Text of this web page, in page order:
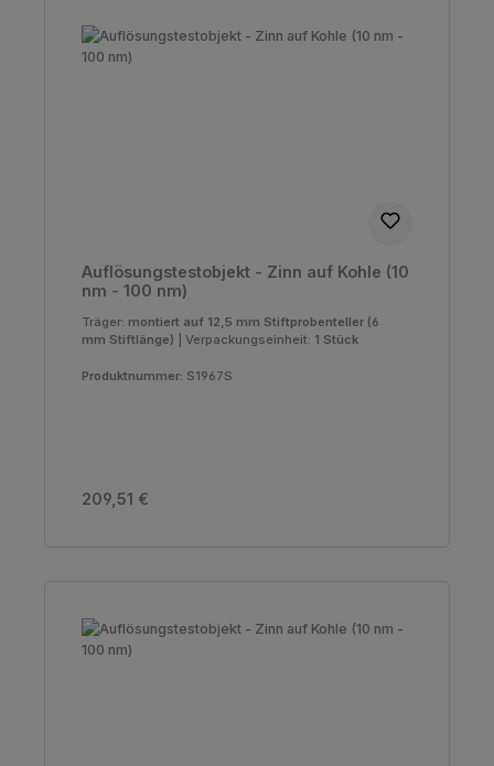
Auflösungstestobjekt - Zinn auf Kohle (10
nm - 100 nm)
Träger: montiert auf 12,5 mm Stiftprobenteller (6
mm Stiftlänge)
Verpackungseinheit: 1 Stück
Produktnummer: S1967S
Regulärer Preis:
209,51 €